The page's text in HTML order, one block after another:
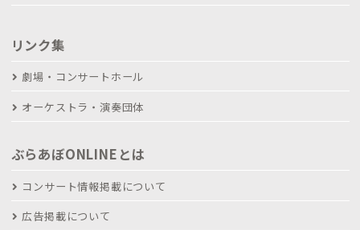
リンク集
劇場・コンサートホール
オーケストラ・演奏団体
ぶらあぼONLINEとは
コンサート情報掲載について
広告掲載について